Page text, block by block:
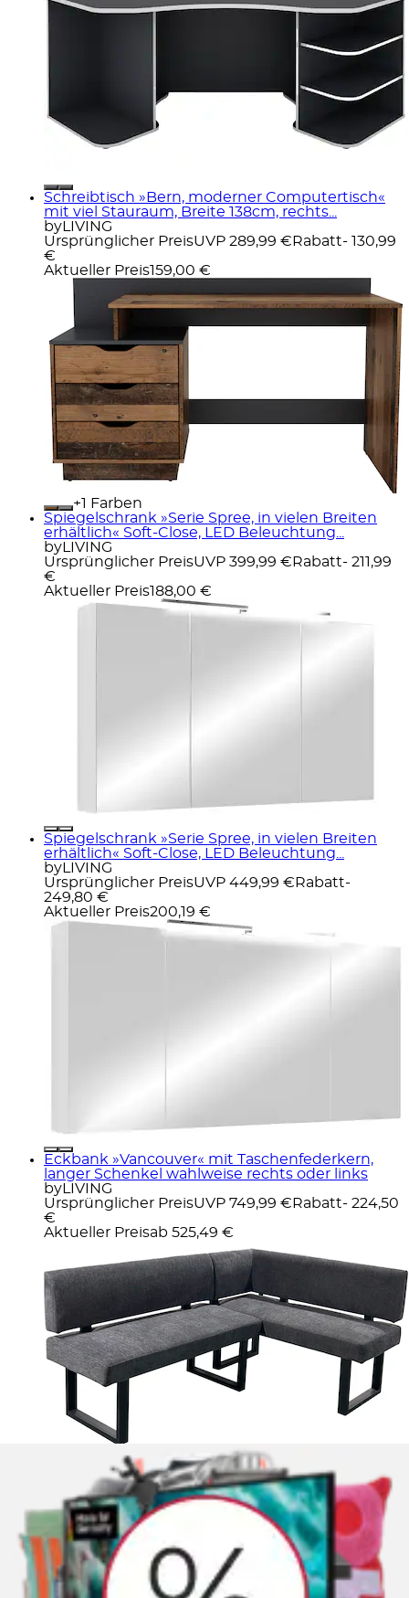
Schreibtisch »Bern, moderner Computertisch«
mit viel Stauraum, Breite 138cm, rechts...
byLIVING
Ursprünglicher PreisUVP 289,99 € Rabatt- 130,99
€
Aktueller Preis159,00 €
+
Farben
Spiegelschrank »Serie Spree, in vielen Breiten
erhältlich« Soft-Close, LED Beleuchtung...
byLIVING
Ursprünglicher PreisUVP 399,99 € Rabatt- 211,99
€
Aktueller Preis188,00 €
Spiegelschrank »Serie Spree, in vielen Breiten
erhältlich« Soft-Close, LED Beleuchtung...
byLIVING
Ursprünglicher PreisUVP 449,99 € Rabatt-
249,80 €
Aktueller Preis200,19 €
Eckbank »Vancouver« mit Taschenfederkern,
langer Schenkel wahlweise rechts oder links
byLIVING
Ursprünglicher PreisUVP 749,99 € Rabatt- 224,50
€
Aktueller Preisab 525,49 €
Drehstuhl »Flex« () 1 Stk.moderner Bürostuhl mit
vielen Einstellungsmöglichkeiten
byLIVING
Ursprünglicher Preis
UVP 249,99 € Rabatt
- 140,99
€
Aktueller Preis
109,00 €